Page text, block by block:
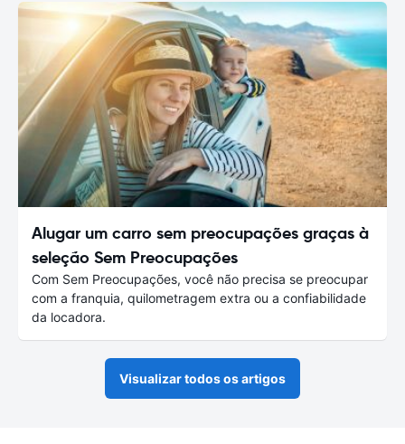
Alugar um carro sem preocupações graças à
seleção Sem Preocupações
Com Sem Preocupações, você não precisa se preocupar
com a franquia, quilometragem extra ou a confiabilidade
da locadora.
Visualizar todos os artigos